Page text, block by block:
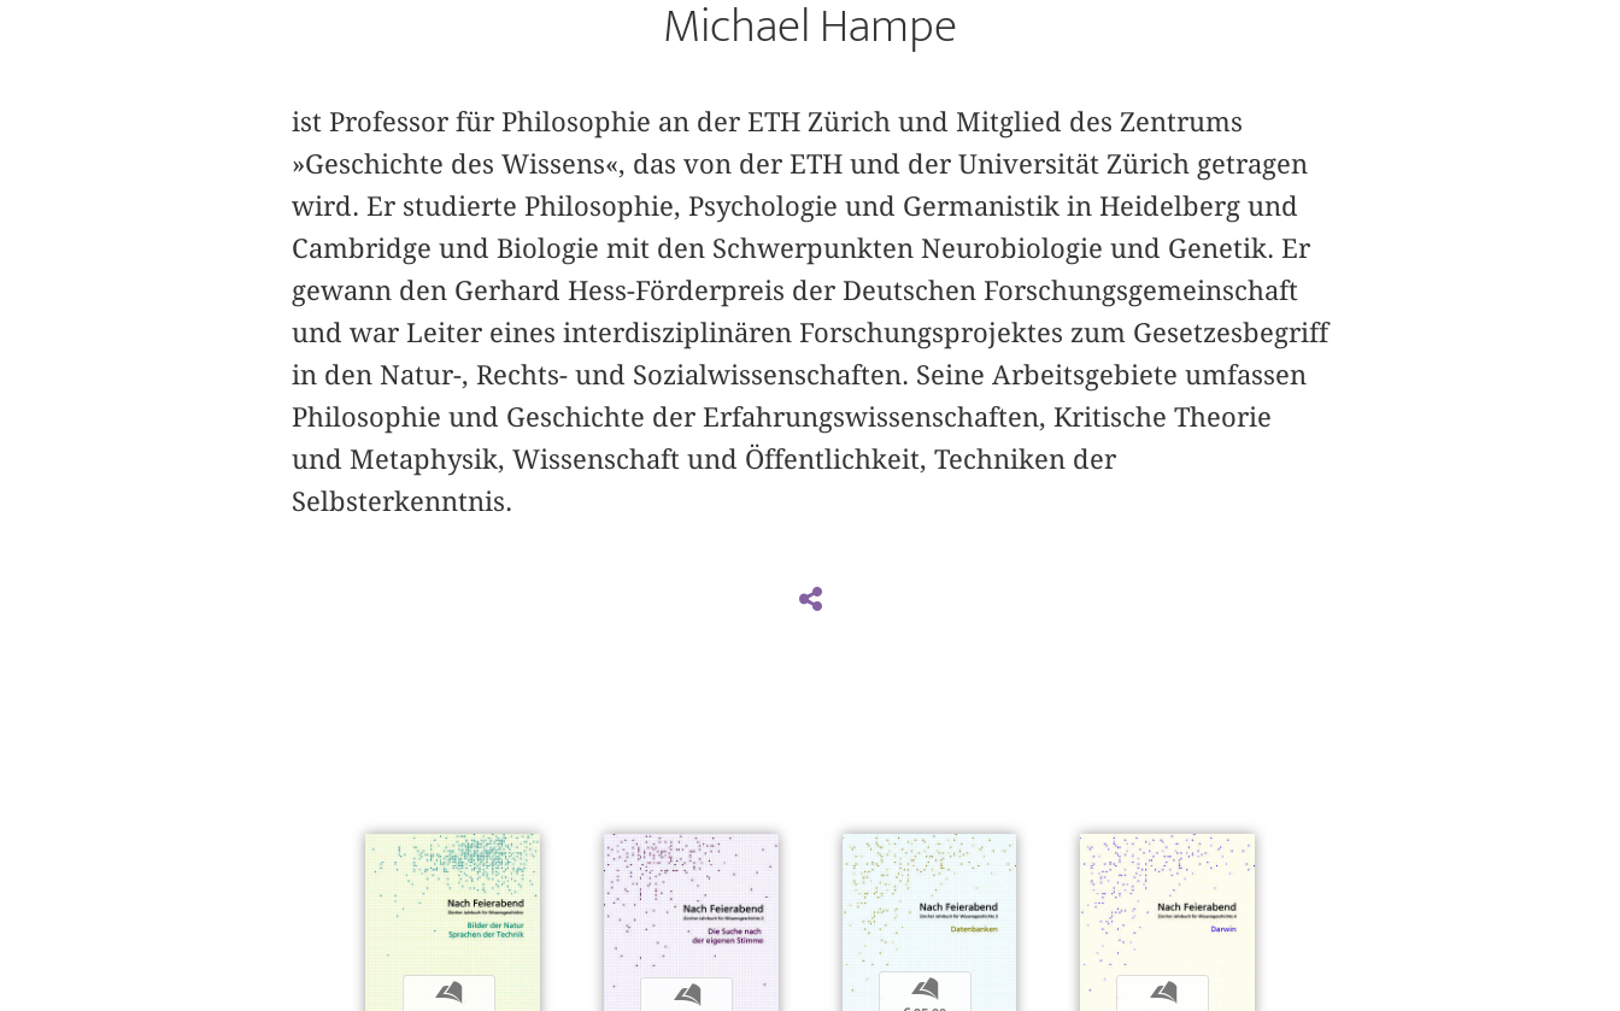
Michael Hampe
ist Professor für Philosophie an der ETH Zürich und Mitglied des Zentrums
»Geschichte des Wissens«, das von der ETH und der Universität Zürich getragen
wird. Er studierte Philosophie, Psychologie und Germanistik in Heidelberg und
Cambridge und Biologie mit den Schwerpunkten Neurobiologie und Genetik. Er
gewann den Gerhard Hess-Förderpreis der Deutschen Forschungsgemeinschaft
und war Leiter eines interdisziplinären Forschungsprojektes zum Gesetzesbegriff
in den Natur-, Rechts- und Sozialwissenschaften. Seine Arbeitsgebiete umfassen
Philosophie und Geschichte der Erfahrungswissenschaften, Kritische Theorie
und Metaphysik, Wissenschaft und Öffentlichkeit, Techniken der
Selbsterkenntnis.
b b b b